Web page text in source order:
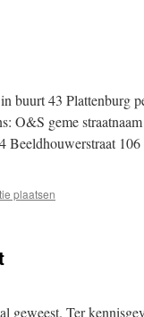
buurt 43 Plattenburg
O&S geme
plaatsen
geweest. Ter